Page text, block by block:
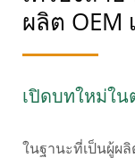
ผลิต OEM
เปิดบทใหม่ใ
ในฐานะที่เป็นผู้ผ